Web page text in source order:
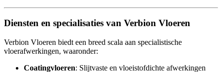
Diensten en specialisaties van Verbion Vloeren
Verbion Vloeren biedt een breed scala aan specialistische
vloerafwerkingen, waaronder:
Coatingvloeren: Slijtvaste en vloeistofdichte afwerkingen